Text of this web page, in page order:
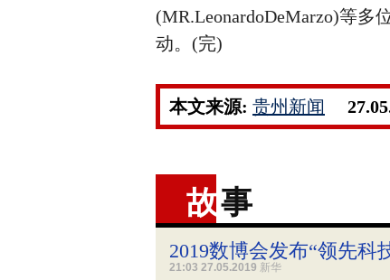
(MR.LeonardoDeMarzo)等
动。(完)
本文来源: 贵州新闻
故事
2019数博会发布“领先科
21:03 27.05.2019 新华